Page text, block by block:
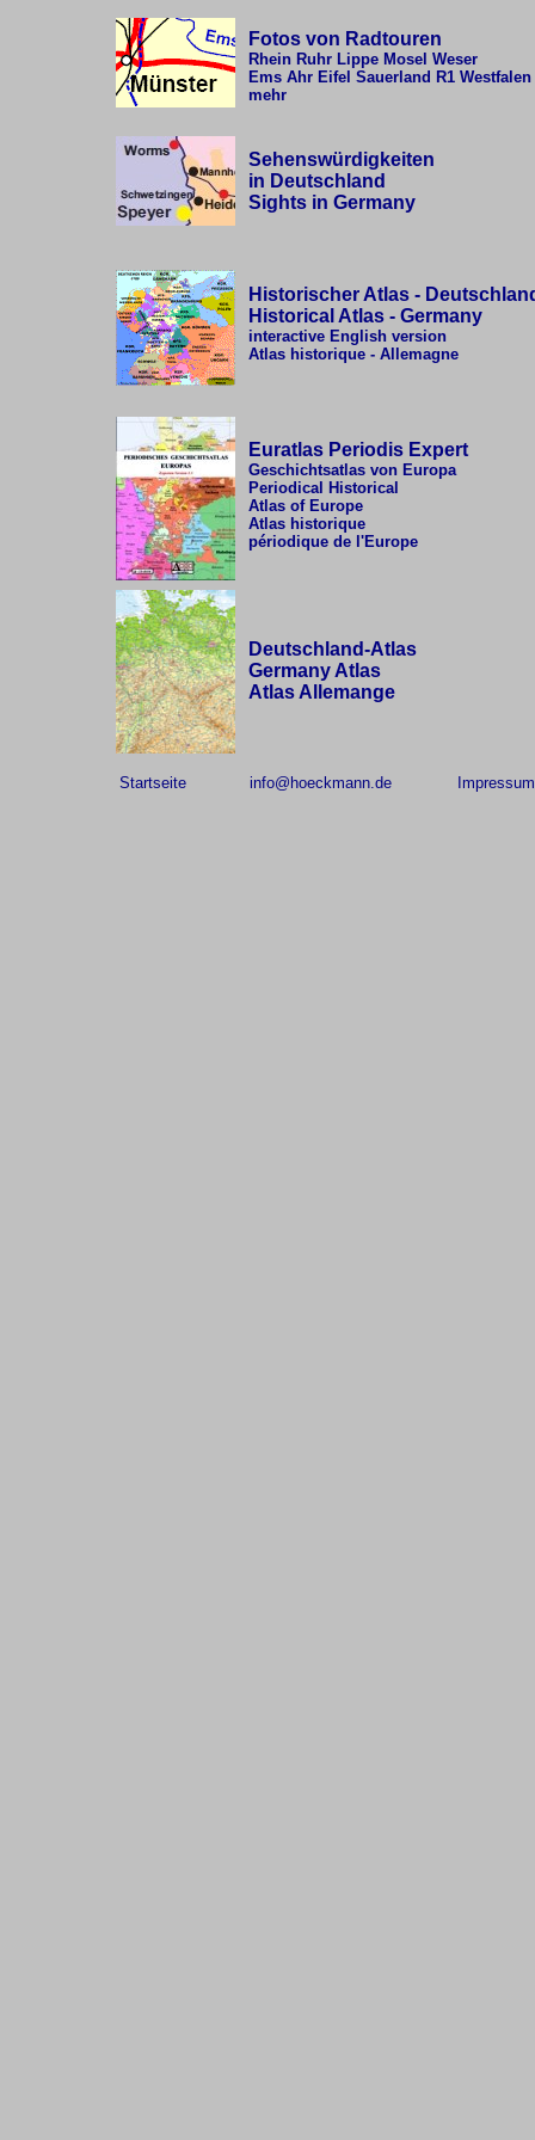
Fotos von Radtouren
Rhein Ruhr Lippe Mosel Weser
Ems Ahr Eifel Sauerland R1 Westfalen
mehr
Sehenswürdigkeiten
in Deutschland
Sights in Germany
Historischer Atlas -
Historical Atlas - Germany
interactive English version
Atlas historique - Allemagne
Euratlas Periodis Expert
Geschichtsatlas von Europa
Periodical Historical
Atlas of Europe
Atlas historique
périodique de l'Europe
Deutschland-Atlas
Germany Atlas
Atlas Allemange
Startseite info@hoeckmann.de